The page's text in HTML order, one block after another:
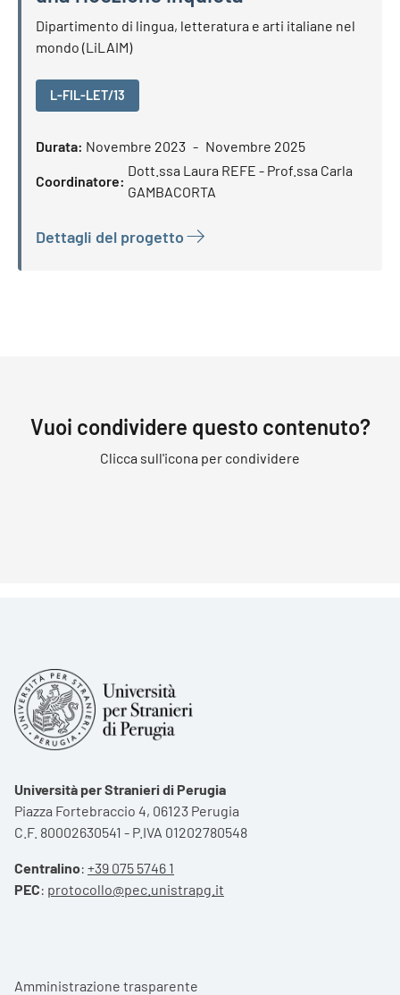
Petrarca e la Riforma: percorsi di una ricezione inquieta
Dipartimento di lingua, letteratura e arti italiane nel
mondo (LiLAIM)
L-FIL-LET/13
Durata: Novembre 2023 Novembre 2025
Coordinatore:
Dott.ssa Laura REFE - Prof.ssa Carla
GAMBACORTA
Dettagli del progetto
Vuoi condividere questo contenuto?
Clicca sull'icona per condividere
Università per Stranieri di Perugia
Piazza Fortebraccio 4, 06123 Perugia
C.F. 80002630541 - P.IVA 01202780548
Centralino: +39 075 5746 1
PEC: protocollo@pec.unistrapg.it
Footer menu
Amministrazione trasparente